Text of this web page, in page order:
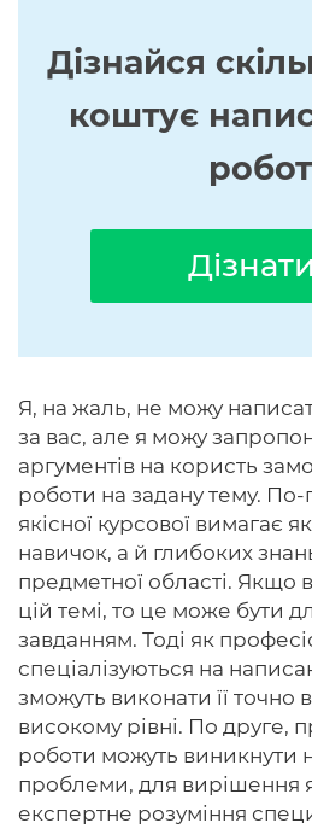
Дізнайся
коштує
Я, на жаль, не можу
за вас, але я можу
аргументів на користь
роботи на задану тему.
якісної курсової вимагає
навичок, а й глибоких
предметної області. Якщо
цій темі, то це може бути
завданням. Тоді як
спеціалізуються на
зможуть виконати її точно
високому рівні. По друге,
роботи можуть виникнути
проблеми, для вирішення
експертне розуміння